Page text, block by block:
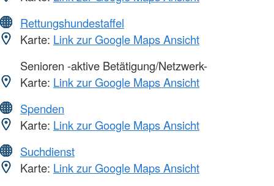
Rettungshundestaffel
Karte: Link zur Google Maps Ansicht
Senioren -aktive Betätigung/Netzwerk-
Karte: Link zur Google Maps Ansicht
Spenden
Karte: Link zur Google Maps Ansicht
Suchdienst
Karte: Link zur Google Maps Ansicht